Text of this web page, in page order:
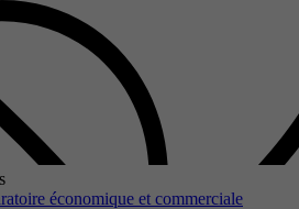
économique et commerciale